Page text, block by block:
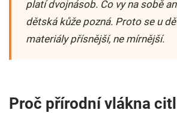
platí dvojnásob. Co vy na sobě
dětská kůže pozná. Proto se u
materiály přísnější, ne mírnější.
Proč přírodní vlákna